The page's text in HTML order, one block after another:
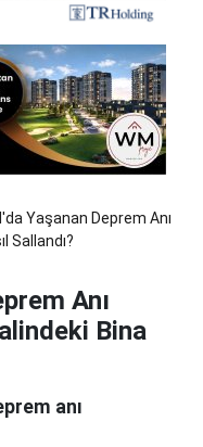
Yaşanan Deprem Anı
Sallandı?
Anı
Bina
anı